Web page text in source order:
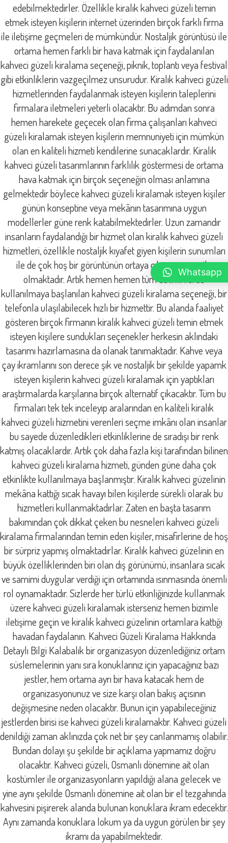
edebilmektedirler. Özellikle kiralık kahveci güzeli temin
etmek isteyen kişilerin internet üzerinden birçok farklı firma
ile iletişime geçmeleri de mümkündür. Nostaljik görüntüsü ile
ortama hemen farklı bir hava katmak için faydalanılan
kahveci güzeli kiralama seçeneği, piknik, toplantı veya festival
gibi etkinliklerin vazgeçilmez unsurudur. Kiralık kahveci güzeli
hizmetlerinden faydalanmak isteyen kişilerin taleplerini
firmalara iletmeleri yeterli olacaktır. Bu adımdan sonra
hemen harekete geçecek olan firma çalışanları kahveci
güzeli kiralamak isteyen kişilerin memnuniyeti için mümkün
olan en kaliteli hizmeti kendilerine sunacaklardır. Kiralık
kahveci güzeli tasarımlarının farklılık göstermesi de ortama
hava katmak için birçok seçeneğin olması anlamına
gelmektedir böylece kahveci güzeli kiralamak isteyen kişiler
günün konseptine veya mekânın tasarımına uygun
modellerler güne renk katabilmektedirler. Uzun zamandır
insanların faydalandığı bir hizmet olan kiralık kahveci güzeli
hizmetleri, özellikle nostaljik kıyafet giyen kişilerin sunumları
ile de çok hoş bir görüntünün ortaya çıkmasına vesile
olmaktadır. Artık hemen hemen tüm etkinliklerde
kullanılmaya başlanılan kahveci güzeli kiralama seçeneği, bir
telefonla ulaşılabilecek hızlı bir hizmettir. Bu alanda faaliyet
gösteren birçok firmanın kiralık kahveci güzeli temin etmek
isteyen kişilere sundukları seçenekler herkesin aklındaki
tasarımı hazırlamasına da olanak tanımaktadır. Kahve veya
çay ikramlarını son derece şık ve nostaljik bir şekilde yapamk
isteyen kişilerin kahveci güzeli kiralamak için yaptıkları
araştırmalarda karşılarına birçok alternatif çıkacaktır. Tüm bu
firmaları tek tek inceleyip aralarından en kaliteli kiralık
kahveci güzeli hizmetini verenleri seçme imkânı olan insanlar
bu sayede düzenledikleri etkinliklerine de sıradışı bir renk
katmış olacaklardır. Artık çok daha fazla kişi tarafından bilinen
kahveci güzeli kiralama hizmeti, günden güne daha çok
etkinlikte kullanılmaya başlanmıştır. Kiralık kahveci güzelinin
mekâna kattığı sıcak havayı bilen kişilerde sürekli olarak bu
hizmetleri kullanmaktadırlar. Zaten en başta tasarım
bakımından çok dikkat çeken bu nesneleri kahveci güzeli
kiralama firmalarından temin eden kişiler, misafirlerine de hoş
bir sürpriz yapmış olmaktadırlar. Kiralık kahveci güzelinin en
büyük özelliklerinden biri olan dış görünümü, insanlara sıcak
ve samimi duygular verdiği için ortamında ısınmasında önemli
rol oynamaktadır. Sizlerde her türlü etkinliğinizde kullanmak
üzere kahveci güzeli kiralamak isterseniz hemen bizimle
iletişime geçin ve kiralık kahveci güzelinin ortamlara kattığı
havadan faydalanın. Kahveci Güzeli Kiralama Hakkında
Detaylı Bilgi Kalabalık bir organizasyon düzenlediğiniz ortam
süslemelerinin yanı sıra konuklarınız için yapacağınız bazı
jestler, hem ortama ayrı bir hava katacak hem de
organizasyonunuz ve size karşı olan bakış açısının
değişmesine neden olacaktır. Bunun için yapabileceğiniz
jestlerden birisi ise kahveci güzeli kiralamaktır. Kahveci güzeli
denildiği zaman aklınızda çok net bir şey canlanmamış olabilir.
Bundan dolayı şu şekilde bir açıklama yapmamız doğru
olacaktır. Kahveci güzeli, Osmanlı dönemine ait olan
kostümler ile organizasyonların yapıldığı alana gelecek ve
yine aynı şekilde Osmanlı dönemine ait olan bir el tezgahında
kahvesini pişirerek alanda bulunan konuklara ikram edecektir.
Aynı zamanda konuklara lokum ya da uygun görülen bir şey
ikramı da yapabilmektedir.
Whatsapp